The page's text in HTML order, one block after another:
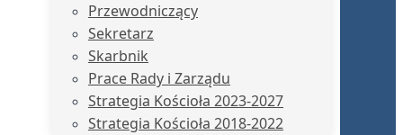
Przewodniczący
Sekretarz
Skarbnik
Prace Rady i Zarządu
Strategia Kościoła 2023-2027
Strategia Kościoła 2018-2022